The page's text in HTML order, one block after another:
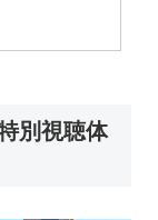
別視聴体